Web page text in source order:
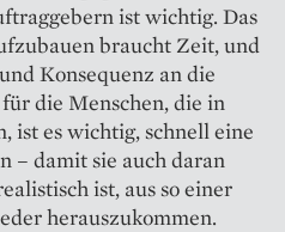
ist wichtig. Das
braucht Zeit, und
Konsequenz an die
die Menschen, die in
ist es wichtig, schnell eine
– ­damit sie auch daran
ist, aus so einer
herauszukommen.